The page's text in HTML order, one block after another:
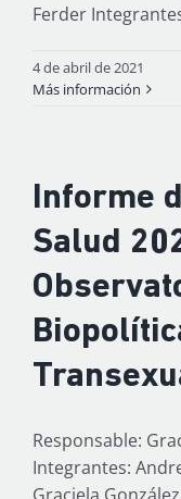
Ferder
4 de abril de 2021
Más información
Informe
Salud
Responsable:
Integrantes:
Graciela